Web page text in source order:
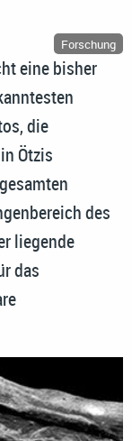
Forschung
eine bisher
die
Ötzis
des
liegende
das